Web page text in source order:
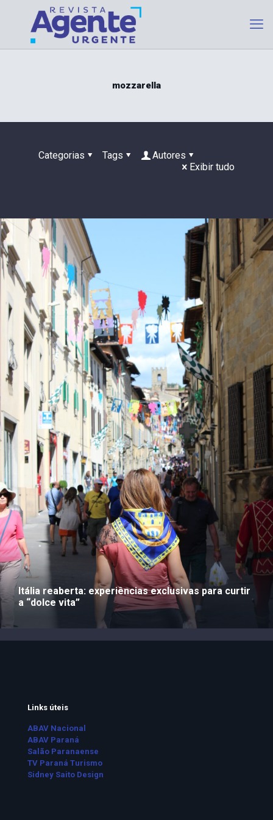
mozzarella
Categorias Tags
Autores
Exibir tudo
Itália reaberta: experiências exclusivas para curtir
a “dolce vita”
Links úteis
ABAV Nacional
ABAV Paraná
Salão Paranaense
TV Paraná Turismo
Sidney Saito Design